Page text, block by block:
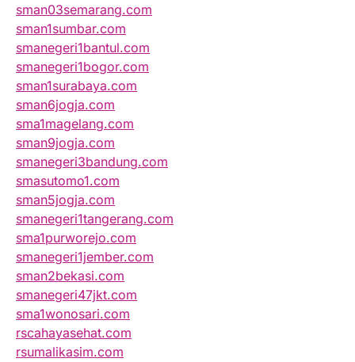
sman03semarang.com
sman1sumbar.com
smanegeri1bantul.com
smanegeri1bogor.com
sman1surabaya.com
sman6jogja.com
sma1magelang.com
sman9jogja.com
smanegeri3bandung.com
smasutomo1.com
sman5jogja.com
smanegeri1tangerang.com
sma1purworejo.com
smanegeri1jember.com
sman2bekasi.com
smanegeri47jkt.com
sma1wonosari.com
rscahayasehat.com
rsumalikasim.com